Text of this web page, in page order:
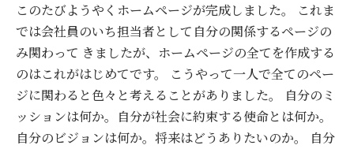
このたびようやくホームページが完成しました。 これま
では会社員のいち担当者として自分の関係するページの
み関わって きましたが、ホームページの全てを作成する
のはこれがはじめてです。 こうやって一人で全てのペー
ジに関わると色々と考えることがありました。 自分のミ
ッションは何か。自分が社会に約束する使命とは何か。
自分のビジョンは何か。将来はどうありたいのか。 自分